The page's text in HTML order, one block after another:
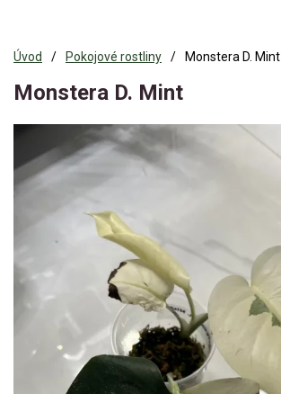
Úvod Pokojové rostliny Monstera D. Mint
Monstera D. Mint